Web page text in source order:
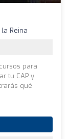
Reina
para
tu CAP y
qué